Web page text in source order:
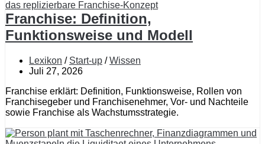
Franchise: Definition,
Funktionsweise und Modell
Lexikon / Start-up /Wissen
Juli 27, 2026
Franchise erklärt: Definition, Funktionsweise, Rollen von
Franchisegeber und Franchisenehmer, Vor- und Nachteile
sowie Franchise als Wachstumsstrategie.